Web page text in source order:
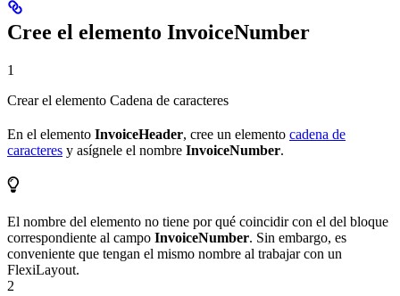
Cree el elemento InvoiceNumber
1
Crear el elemento Cadena de caracteres
En el elemento InvoiceHeader, cree un elemento cadena de
caracteres y asígnele el nombre InvoiceNumber.
El nombre del elemento no tiene por qué coincidir con el del bloque
correspondiente al campo InvoiceNumber. Sin embargo, es
conveniente que tengan el mismo nombre al trabajar con un
FlexiLayout.
2